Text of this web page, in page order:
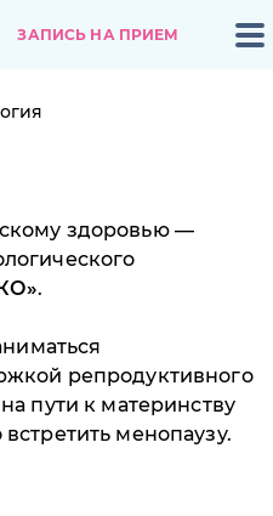
ЗАПИСЬ НА ПРИЕМ
ЗАПИСЬ НА ПРИЕМ
здоровью —
.
репродуктивного
пути к материнству
менопаузу.